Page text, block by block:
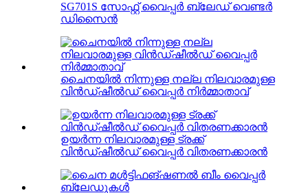
SG701S സോഫ്റ്റ് വൈപ്പർ ബ്ലേഡ് വെണ്ടർ
ഡിസൈൻ
ചൈനയിൽ നിന്നുള്ള നല്ല നിലവാരമുള്ള
വിൻഡ്ഷീൽഡ് വൈപ്പർ നിർമ്മാതാവ്
ഉയർന്ന നിലവാരമുള്ള ട്രക്ക്
വിൻഡ്ഷീൽഡ് വൈപ്പർ വിതരണക്കാരൻ